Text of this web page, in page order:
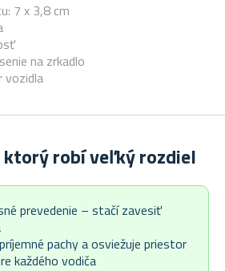
7 x 3,8 cm
na zrkadlo
vozidla
robí veľký rozdiel
prevedenie – stačí zavesiť
pachy a osviežuje priestor
každého vodiča